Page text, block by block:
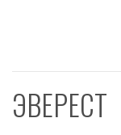
ЭВЕРЕСТ